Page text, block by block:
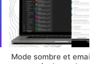
Mode sombre et email